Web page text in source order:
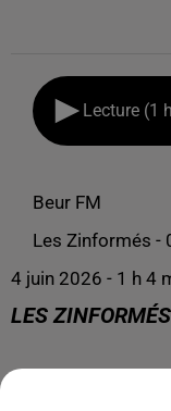
Lecture (1
Beur FM
Les Zinformés
4 juin 2026 - 1 h 4
LES
Les Zinformés, le